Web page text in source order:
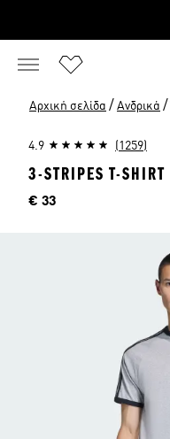
Αρχική σελίδα / Ανδρικά /
4.9 (1259)
3-STRIPES T-SHIRT
Τιμή
€ 33